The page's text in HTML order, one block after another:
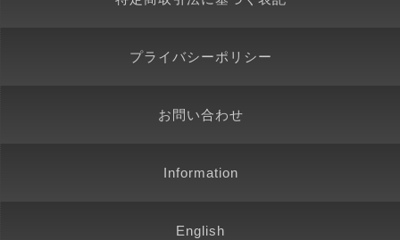
プライバシーポリシー
お問い合わせ
Information
English